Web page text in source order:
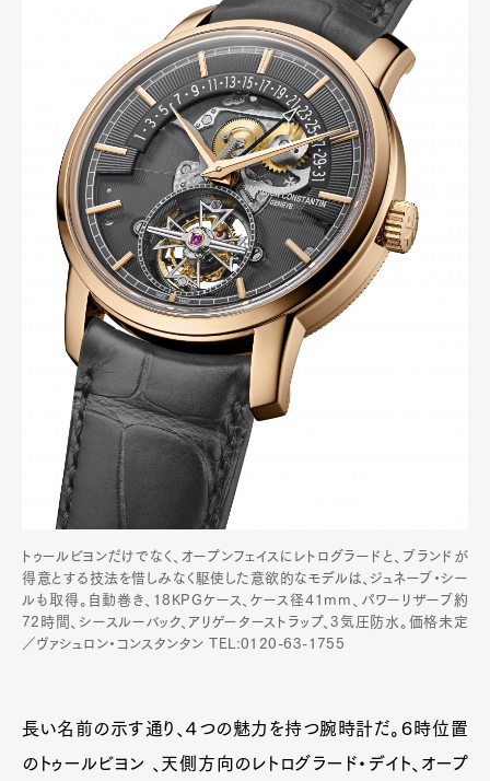
トゥールビヨンだけでなく、オープンフェイスにレトログラードと、ブランドが
得意とする技法を惜しみなく駆使した意欲的なモデルは、ジュネーブ・シー
ルも取得。自動巻き、18KPGケース、ケース径41mm、パワーリザーブ約
72時間、シースルーバック、アリゲーターストラップ、3気圧防水。価格未定
／ヴァシュロン・コンスタンタン TEL:0120-63-1755
長い名前の示す通り、４つの魅力を持つ腕時計だ。６時位置
のトゥールビヨン 、天側方向のレトログラード・デイト、オープ